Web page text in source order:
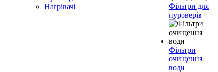
Нагрівачі
Фільтри для
пуроверів
Фільтри
очищення
води